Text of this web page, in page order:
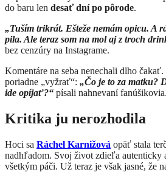
do baru len desať dní po pôrode.
„Tuším trikrát. Ešteže nemám opicu. A
pila. Ale teraz som na mol aj z troch
bez cenzúry na Instagrame.
Komentáre na seba nenechali dlho
poriadne „vyžrať“: „Čo je to za matku?
ide opíjať?“ písali nahnevaní fanúšikovia.
Kritika ju nerozhodila
Hoci sa Ráchel Karnižová opäť stala
nadhľadom. Svoj život zdieľa autenticky
všetkým páči. Už teraz je však jasné, že